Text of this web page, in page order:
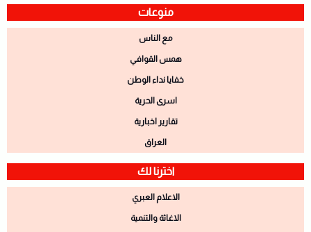
منوعات
مع الناس
همس القوافي
خفايا نداء الوطن
اسرى الحرية
تقارير اخبارية
العراق
اخترنا لك
الاعلام العبري
الاغاثة والتنمية